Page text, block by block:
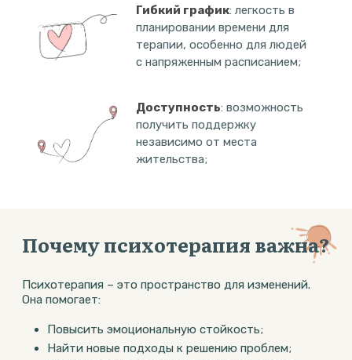
Гибкий график: легкость в
планировании времени для
терапии, особенно для людей
с напряженным расписанием;
Доступность: возможность
получить поддержку
независимо от места
жительства;
Почему психотерапия важна?
Психотерапия – это пространство для изменений.
Она помогает:
Повысить эмоциональную стойкость;
Найти новые подходы к решению проблем;